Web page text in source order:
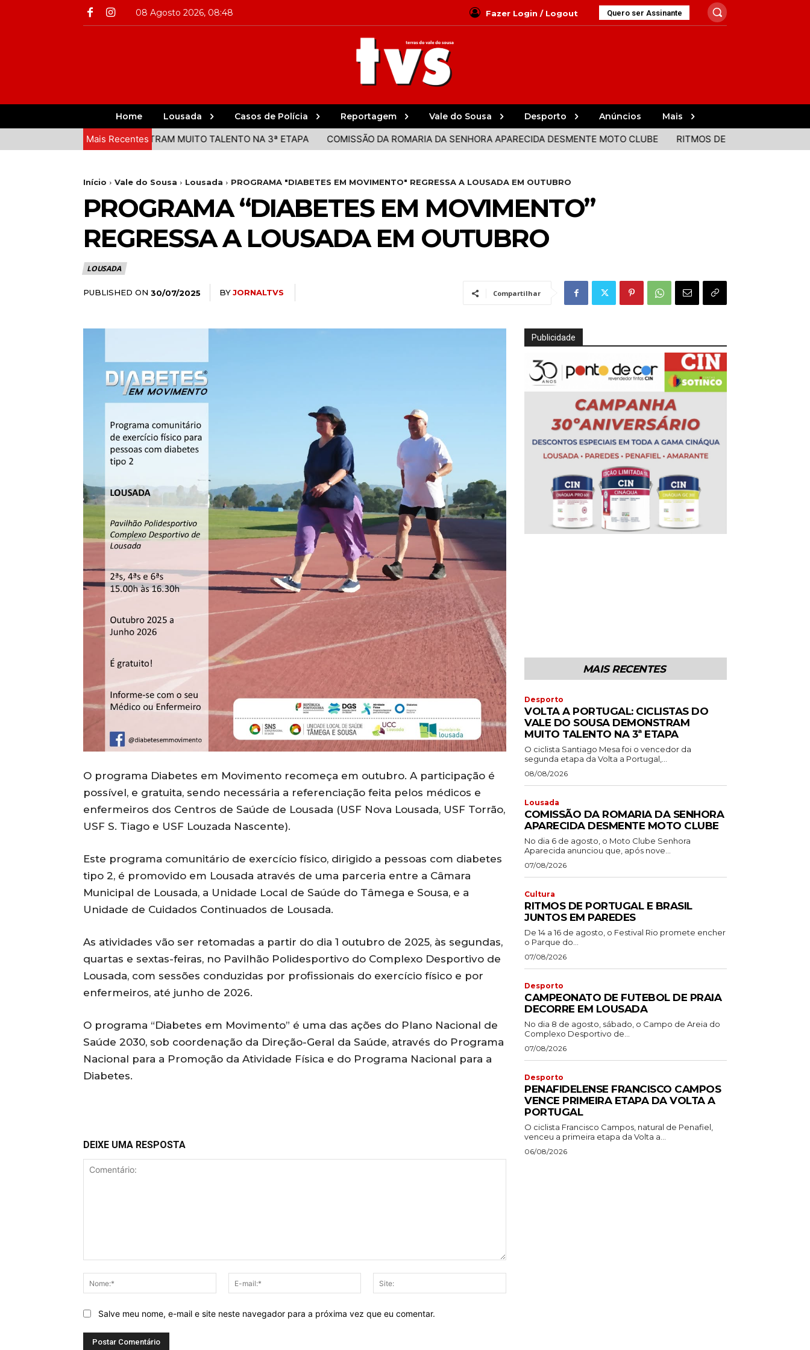
08 Agosto 2026, 08:48 Fazer Login / Logout Quero ser Assinante
Home Lousada Casos de Polícia Reportagem Vale do Sousa Desporto Anúncios Mais
Mais Recentes
DO SOUSA DEMONSTRAM MUITO TALENTO NA 3ª ETAPA COMISSÃO DA ROMARIA DA SENHORA APARECIDA DESMENTE MOTO CLUBE RITMOS DE PORTUGAL E BRASIL
Início Vale do Sousa Lousada PROGRAMA "DIABETES EM MOVIMENTO" REGRESSA A LOUSADA EM OUTUBRO
PROGRAMA “DIABETES EM MOVIMENTO”
REGRESSA A LOUSADA EM OUTUBRO
LOUSADA
PUBLISHED ON 30/07/2025 BYJORNALTVS Compartilhar
O programa Diabetes em Movimento recomeça em outubro. A participação é
possível, e gratuita, sendo necessária a referenciação feita pelos médicos e
enfermeiros dos Centros de Saúde de Lousada (USF Nova Lousada, USF Torrão,
USF S. Tiago e USF Louzada Nascente).
Este programa comunitário de exercício físico, dirigido a pessoas com diabetes
tipo 2, é promovido em Lousada através de uma parceria entre a Câmara
Municipal de Lousada, a Unidade Local de Saúde do Tâmega e Sousa, e a
Unidade de Cuidados Continuados de Lousada.
As atividades vão ser retomadas a partir do dia 1 outubro de 2025, às segundas,
quartas e sextas-feiras, no Pavilhão Polidesportivo do Complexo Desportivo de
Lousada, com sessões conduzidas por profissionais do exercício físico e por
enfermeiros, até junho de 2026.
O programa “Diabetes em Movimento” é uma das ações do Plano Nacional de
Saúde 2030, sob coordenação da Direção-Geral da Saúde, através do Programa
Nacional para a Promoção da Atividade Física e do Programa Nacional para a
Diabetes.
DEIXE UMA RESPOSTA
Nome:*
mail:*
Salve meu nome, e-mail e site neste navegador para a próxima vez que eu comentar.
Publicidade
MAIS RECENTES
Desporto
VOLTA A PORTUGAL: CICLISTAS DO
VALE DO SOUSA DEMONSTRAM
MUITO TALENTO NA 3ª ETAPA
O ciclista Santiago Mesa foi o vencedor da
segunda etapa da Volta a Portugal,...
08/08/2026
Lousada
COMISSÃO DA ROMARIA DA SENHORA
APARECIDA DESMENTE MOTO CLUBE
No dia 6 de agosto, o Moto Clube Senhora
Aparecida anunciou que, após nove...
07/08/2026
Cultura
RITMOS DE PORTUGAL E BRASIL
JUNTOS EM PAREDES
De 14 a 16 de agosto, o Festival Rio promete encher
o Parque do...
07/08/2026
Desporto
CAMPEONATO DE FUTEBOL DE PRAIA
DECORRE EM LOUSADA
No dia 8 de agosto, sábado, o Campo de Areia do
Complexo Desportivo de...
07/08/2026
Desporto
PENAFIDELENSE FRANCISCO CAMPOS
VENCE PRIMEIRA ETAPA DA VOLTA A
PORTUGAL
O ciclista Francisco Campos, natural de Penafiel,
venceu a primeira etapa da Volta a...
06/08/2026